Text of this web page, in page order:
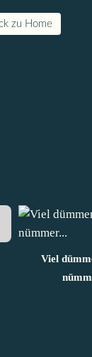
zu Home
Viel